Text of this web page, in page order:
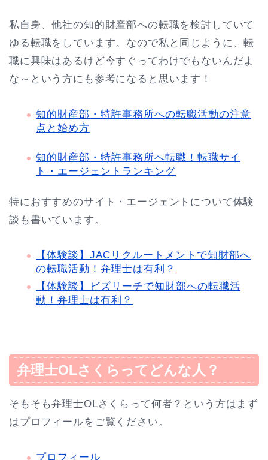
私自身、他社の知的財産部への転職を検討していて
ゆる転職をしています。なので私と同じように、転
職に興味はあるけど今すぐってわけでもないんだよ
な～という方にも参考になると思います！
知的財産部・特許事務所への転職活動の注意
点と始め方
知的財産部・特許事務所へ転職！転職サイ
ト・エージェントランキング
特におすすめのサイト・エージェントについて体験
談も書いています。
【体験談】JACリクルートメントで知財部へ
の転職活動！弁理士は有利？
【体験談】ビズリーチで知財部への転職活
動！弁理士は有利？
弁理士OLさくらってどんな人？
そもそも弁理士OLさくらって何者？という方はまず
はプロフィールをご覧ください。
プロフィール